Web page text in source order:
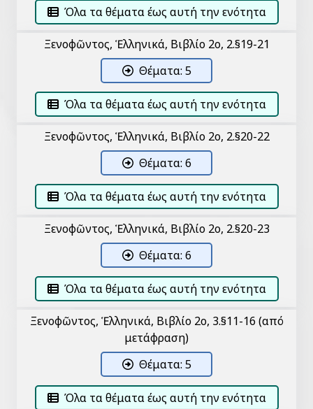
Όλα τα θέματα έως αυτή την ενότητα
Ξενοφῶντος, Ἑλληνικά, Βιβλίο 2ο, 2.§19-21
Θέματα: 5
Όλα τα θέματα έως αυτή την ενότητα
Ξενοφῶντος, Ἑλληνικά, Βιβλίο 2ο, 2.§20-22
Θέματα: 6
Όλα τα θέματα έως αυτή την ενότητα
Ξενοφῶντος, Ἑλληνικά, Βιβλίο 2ο, 2.§20-23
Θέματα: 6
Όλα τα θέματα έως αυτή την ενότητα
Ξενοφῶντος, Ἑλληνικά, Βιβλίο 2ο, 3.§11-16 (από
μετάφραση)
Θέματα: 5
Όλα τα θέματα έως αυτή την ενότητα